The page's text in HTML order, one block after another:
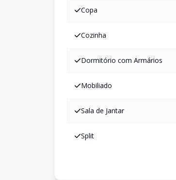
Copa
Cozinha
Dormitório com Armários
Mobiliado
Sala de Jantar
Split